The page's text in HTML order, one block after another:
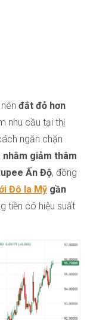
đắt đỏ hơn
nhu cầu tại thị
ngăn chặn
nhằm giảm thâm
Ấn Độ, đồng
Đô la Mỹ gần
tiền có hiệu suất